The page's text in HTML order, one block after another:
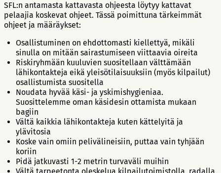
SFL:n antamasta kattavasta ohjeesta löytyy kattavat
pelaajia koskevat ohjeet. Tässä poimittuna tärkeimmät
ohjeet ja määräykset:
Osallistuminen on ehdottomasti kiellettyä, mikäli
sinulla on mitään sairastumiseen viittaavia oireita
Riskiryhmään kuuluvien suositellaan välttämään
lähikontakteja eikä yleisötilaisuuksiin (myös kilpailut)
osallistumista suositella
Noudata hyvää käsi- ja yskimishygieniaa.
Suosittelemme oman käsidesin ottamista mukaan
bagiin
Vältä kaikkia lähikontakteja kuten kättelyitä ja
ylävitosia
Koske vain omiin pelivälineisiin, puttaa vain tyhjään
koriin
Pidä jatkuvasti 1-2 metrin turvaväli muihin